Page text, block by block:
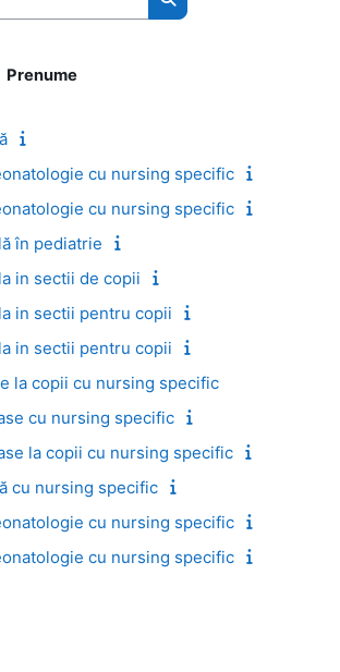
Поиск курса
Prenume
cu nursing specific
cu nursing specific
în pediatrie
in sectii de copii
in sectii pentru copii
in sectii pentru copii
la copii cu nursing specific
cu nursing specific
la copii cu nursing specific
cu nursing specific
cu nursing specific
cu nursing specific